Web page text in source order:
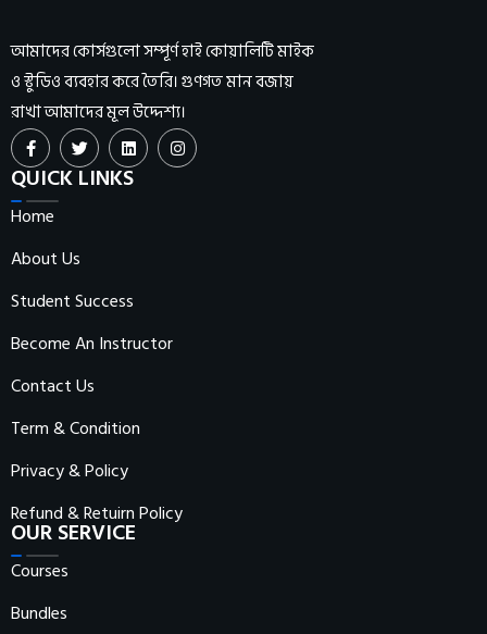
আমাদের কোর্সগুলো সম্পূর্ণ হাই কোয়ালিটি মাইক
ও স্টুডিও ব্যবহার করে তৈরি। গুণগত মান বজায়
রাখা আমাদের মূল উদ্দেশ্য।
QUICK LINKS
Home
About Us
Student Success
Become An Instructor
Contact Us
Term & Condition
Privacy & Policy
Refund & Retuirn Policy
OUR SERVICE
Courses
Bundles
Remember me Lost your password?